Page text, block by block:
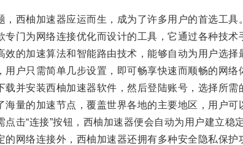
西柚加速器应运而生，成为了许多用户的首选工具。
为网络连接优化而设计的工具，它通过各种技术
加速算法和智能路由技术，能够自动为用户选择
户只需简单几步设置，即可畅享快速而顺畅的网络
并安装西柚加速器软件，然后登陆账号，选择所需
的加速节点，覆盖世界各地的主要地区，用户可
“连接”按钮，西柚加速器便会自动为用户建立稳定
络连接外，西柚加速器还拥有多种安全隐私保护